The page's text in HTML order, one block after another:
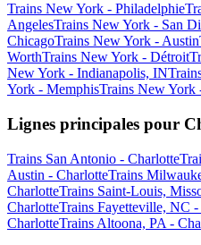
Trains New York - Philadelphie
AngelesTrains New York - San
ChicagoTrains New York - Austin
WorthTrains New York - Détroit
New York - Indianapolis, IN
York - MemphisTrains New York
Lignes principales pour
Trains San Antonio - Charlotte
Austin - CharlotteTrains
CharlotteTrains Saint-Louis,
CharlotteTrains Fayetteville, NC
CharlotteTrains Altoona, PA -